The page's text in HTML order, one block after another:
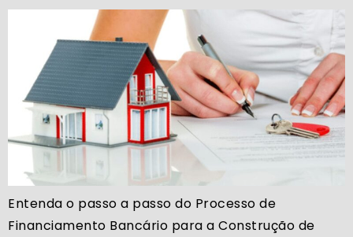
Entenda o passo a passo do Processo de
Financiamento Bancário para a Construção de